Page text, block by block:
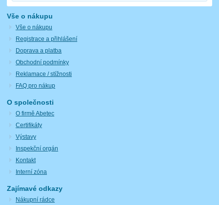
Vše o nákupu
Vše o nákupu
Registrace a přihlášení
Doprava a platba
Obchodní podmínky
Reklamace / stížnosti
FAQ pro nákup
O společnosti
O firmě Abetec
Certifikáty
Výstavy
Inspekční orgán
Kontakt
Interní zóna
Zajímavé odkazy
Nákupní rádce